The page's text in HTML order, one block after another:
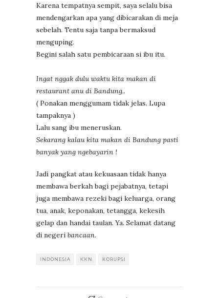
Karena tempatnya sempit, saya selalu bisa
mendengarkan apa yang dibicarakan di meja
sebelah. Tentu saja tanpa bermaksud
menguping.
Begini salah satu pembicaraan si ibu itu.
Ingat nggak dulu waktu kita makan di
restaurant anu di Bandung..
( Ponakan menggumam tidak jelas. Lupa
tampaknya )
Lalu sang ibu meneruskan.
Sekarang kalau kita makan di Bandung pasti
banyak yang ngebayarin !
Jadi pangkat atau kekuasaan tidak hanya
membawa berkah bagi pejabatnya, tetapi
juga membawa rezeki bagi keluarga, orang
tua, anak, keponakan, tetangga, kekesih
gelap dan handai taulan. Ya. Selamat datang
di negeri bancaan.
INDONESIA KKN KORUPSI